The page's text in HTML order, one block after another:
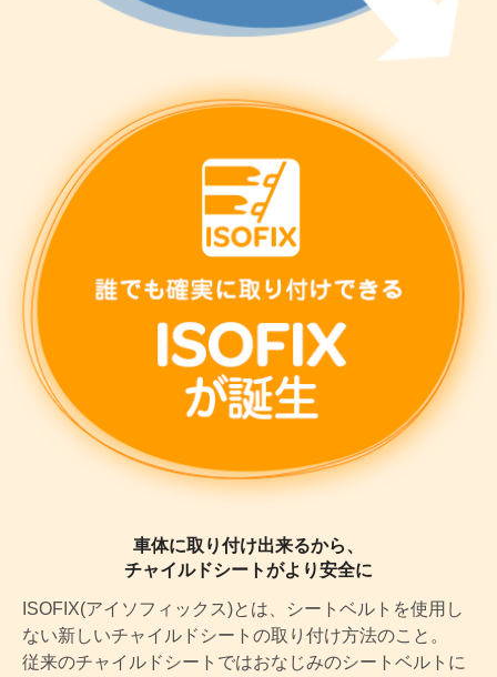
車体に取り付け出来るから、
チャイルドシートがより安全に
ISOFIX(アイソフィックス)とは、シートベルトを使用し
ない新しいチャイルドシートの取り付け方法のこと。
従来のチャイルドシートではおなじみのシートベルトに